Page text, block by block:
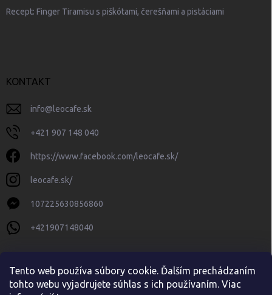
Tento web používa súbory cookie. Ďalším prechádzaním
tohto webu vyjadrujete súhlas s ich používaním. Viac
Recept: Finger Tiramisu s piškótami, čerešňami a pistáciami
KONTAKT
info@leocafe.sk
+421 907 148 040
https://www.facebook.com/leocafe.sk/
leocafe.sk/
107225630856860
+421907148040